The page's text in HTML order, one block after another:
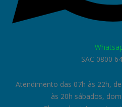
SAC 0800
Atendimento das 07h às 22h,
às 20h sábados,